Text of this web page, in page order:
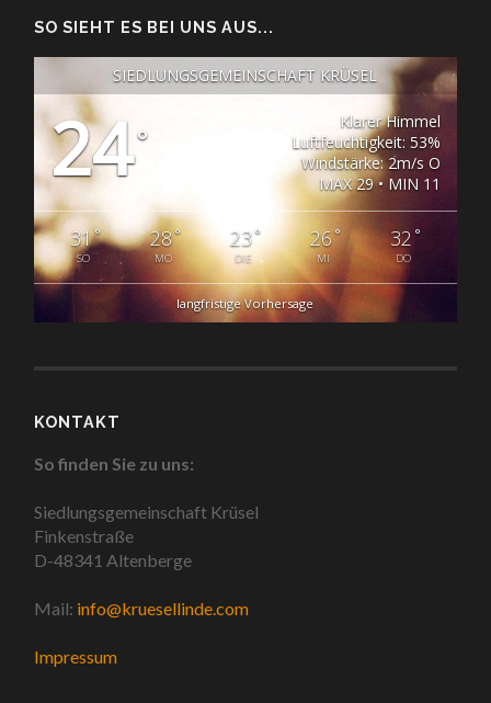
SO SIEHT ES BEI UNS AUS...
SIEDLUNGSGEMEINSCHAFT KRÜSEL
24°
Klarer Himmel
Luftfeuchtigkeit: 53%
Windstärke: 2m/s O
MAX 29 • MIN 11
31°
SO
28°
MO
23°
DIE
26°
MI
32 °
DO
langfristige Vorhersage
KONTAKT
So finden Sie zu uns:
Siedlungsgemeinschaft Krüsel
Finkenstraße
D-48341 Altenberge
Mail: info@kruesellinde.com
Impressum